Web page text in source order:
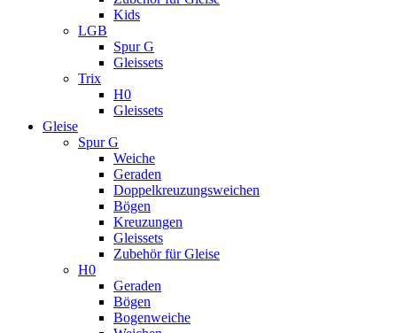
Kids
LGB
Spur G
Gleissets
Trix
H0
Gleissets
Gleise
Spur G
Weiche
Geraden
Doppelkreuzungsweichen
Bögen
Kreuzungen
Gleissets
Zubehör für Gleise
H0
Geraden
Bögen
Bogenweiche